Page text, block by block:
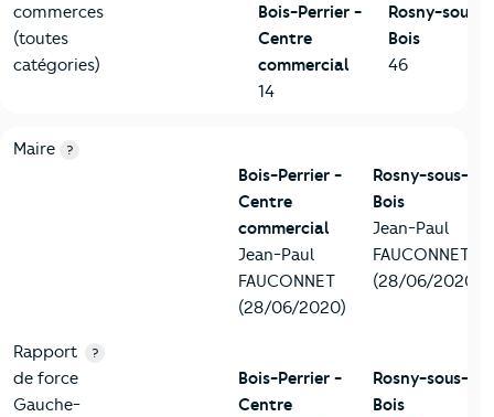
commerces
(toutes
catégories)
Bois-Perrier -
Centre
commercial
14
Rosny-sous-
Bois
46
6-Politique
Critères
Maire ?
Bois-Perrier -
Centre
commercial
Jean-Paul
FAUCONNET
(28/06/2020)
Rosny-sous-
Bois
Jean-Paul
FAUCONNET
(28/06/2020)
Rapport
de force
Gauche-
?
Bois-Perrier -
Centre
Rosny-sous-
Bois